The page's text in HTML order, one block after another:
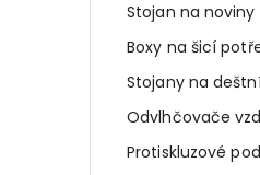
Stojan na
Boxy na šicí
Stojany na
Odvlhčovače
Protiskluzové